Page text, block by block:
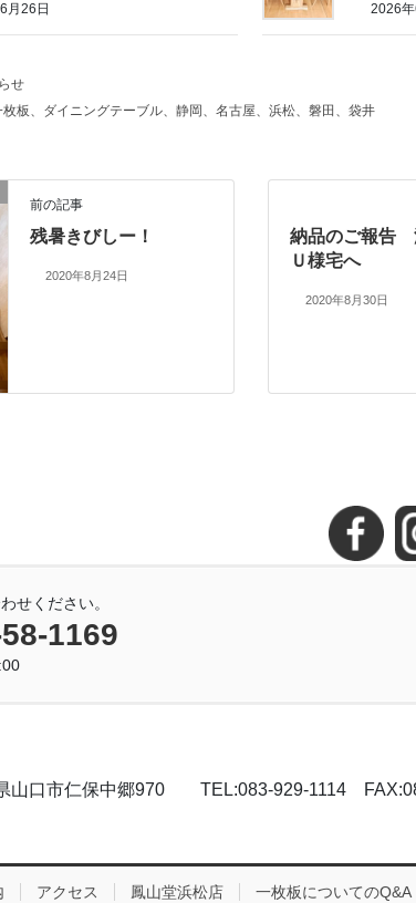
月26日 2026
せ
枚板、ダイニングテーブル、静岡、名古屋、浜松、磐田、袋井
前の記事
残暑きびしー！
2020年8月24日
納品のご報告
Ｕ様宅へ
2020年8月30日
せください。
1169
山口市仁保中郷970 TEL:083-929-1114
アクセス 鳳山堂浜松店 一枚板についてのQ&A